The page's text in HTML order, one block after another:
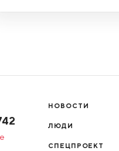
НОВОСТИ
ЛЮДИ
СПЕЦПРОЕКТ